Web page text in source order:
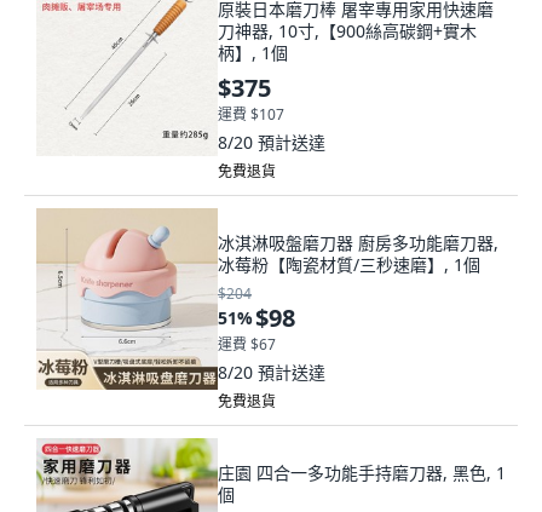
原裝日本磨刀棒 屠宰專用家用快速磨
刀神器, 10寸,【900絲高碳鋼+實木
柄】, 1個
$375
運費 $107
8/20 預計送達
免費退貨
冰淇淋吸盤磨刀器 廚房多功能磨刀器,
冰莓粉【陶瓷材質/三秒速磨】, 1個
$204
51%$98
運費 $67
8/20 預計送達
免費退貨
庄園 四合一多功能手持磨刀器, 黑色, 1
個